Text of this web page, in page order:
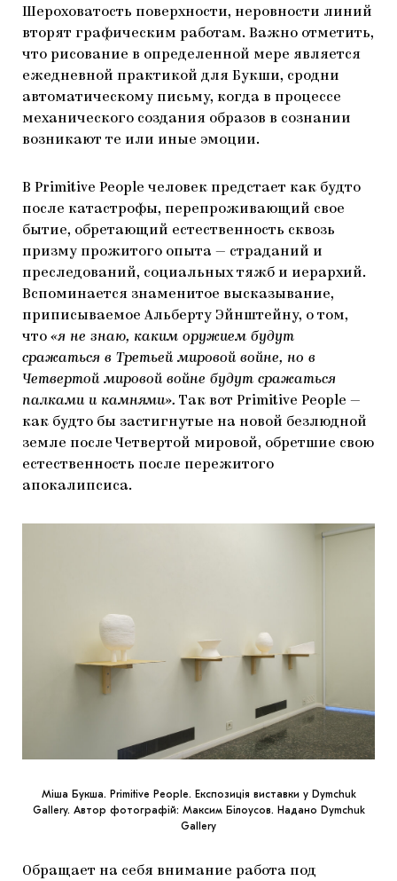
Шероховатость поверхности, неровности линий
вторят графическим работам. Важно отметить,
что рисование в определенной мере является
ежедневной практикой для Букши, сродни
автоматическому письму, когда в процессе
механического создания образов в сознании
возникают те или иные эмоции.
В Primitive People человек предстает как будто
после катастрофы, перепроживающий свое
бытие, обретающий естественность сквозь
призму прожитого опыта — страданий и
преследований, социальных тяжб и иерархий.
Вспоминается знаменитое высказывание,
приписываемое Альберту Эйнштейну, о том,
что «я не знаю, каким оружием будут
сражаться в Третьей мировой войне, но в
Четвертой мировой войне будут сражаться
палками и камнями». Так вот Primitive People —
как будто бы застигнутые на новой безлюдной
земле после Четвертой мировой, обретшие свою
естественность после пережитого
апокалипсиса.
Міша Букша. Primitive People. Експозиція виставки у Dymchuk
Gallery. Автор фотографій: Максим Білоусов. Надано Dymchuk
Gallery
Обращает на себя внимание работа под